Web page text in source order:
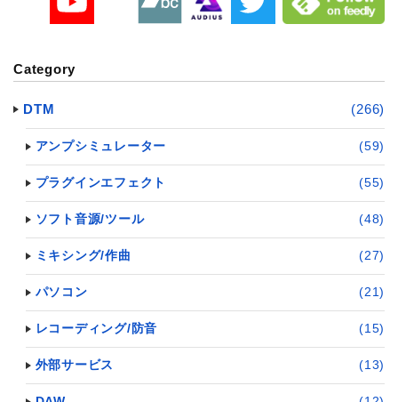
Category
DTM (266)
アンプシミュレーター (59)
プラグインエフェクト (55)
ソフト音源/ツール (48)
ミキシング/作曲 (27)
パソコン (21)
レコーディング/防音 (15)
外部サービス (13)